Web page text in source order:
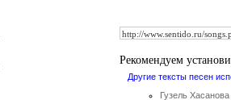
Рекомендуем
Другие тексты песен
Гузель